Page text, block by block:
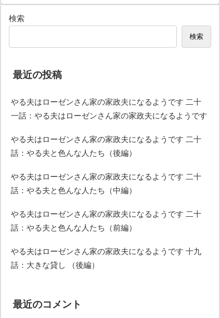
検索
検索
最近の投稿
やる夫はローゼンさん家の家政夫になるようです 二十
一話：やる夫はローゼンさん家の家政夫になるようです
やる夫はローゼンさん家の家政夫になるようです 二十
話：やる夫と色んな人たち（後編）
やる夫はローゼンさん家の家政夫になるようです 二十
話：やる夫と色んな人たち（中編）
やる夫はローゼンさん家の家政夫になるようです 二十
話：やる夫と色んな人たち（前編）
やる夫はローゼンさん家の家政夫になるようです 十九
話：大きな貸し （後編）
最近のコメント